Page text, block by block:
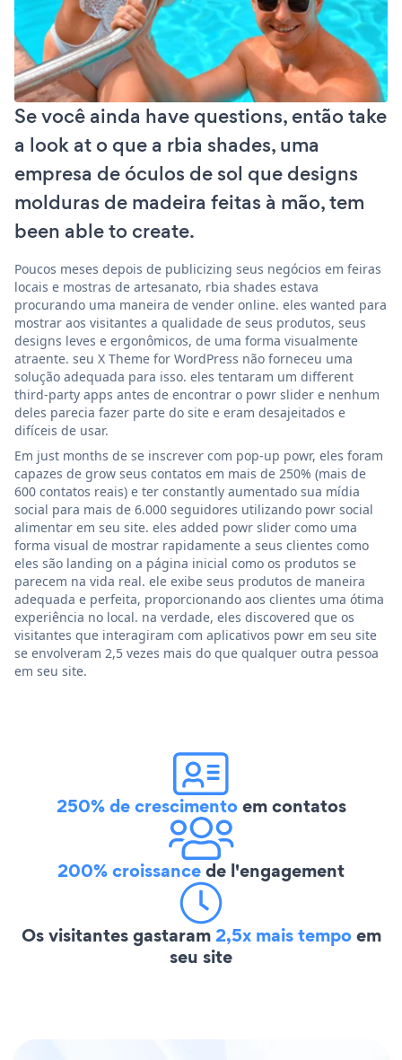
Se você ainda have questions, então take
a look at o que a rbia shades, uma
empresa de óculos de sol que designs
molduras de madeira feitas à mão, tem
been able to create.
Poucos meses depois de publicizing seus negócios em feiras
locais e mostras de artesanato, rbia shades estava
procurando uma maneira de vender online. eles wanted para
mostrar aos visitantes a qualidade de seus produtos, seus
designs leves e ergonômicos, de uma forma visualmente
atraente. seu X Theme for WordPress não forneceu uma
solução adequada para isso. eles tentaram um different
third-party apps antes de encontrar o powr slider e nenhum
deles parecia fazer parte do site e eram desajeitados e
difíceis de usar.
Em just months de se inscrever com pop-up powr, eles foram
capazes de grow seus contatos em mais de 250% (mais de
600 contatos reais) e ter constantly aumentado sua mídia
social para mais de 6.000 seguidores utilizando powr social
alimentar em seu site. eles added powr slider como uma
forma visual de mostrar rapidamente a seus clientes como
eles são landing on a página inicial como os produtos se
parecem na vida real. ele exibe seus produtos de maneira
adequada e perfeita, proporcionando aos clientes uma ótima
experiência no local. na verdade, eles discovered que os
visitantes que interagiram com aplicativos powr em seu site
se envolveram 2,5 vezes mais do que qualquer outra pessoa
em seu site.
250% de crescimentoem contatos
200% croissancede l'engagement
Os visitantes gastaram2,5x mais tempoem
seu site